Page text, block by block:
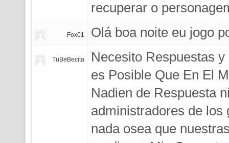
recuperar o
Fox01 Olá boa noite eu jogo
TuBeBecita
Necesito Respuestas
es Posible Que En El
Nadien de Respuesta
administradores de los
nada osea que